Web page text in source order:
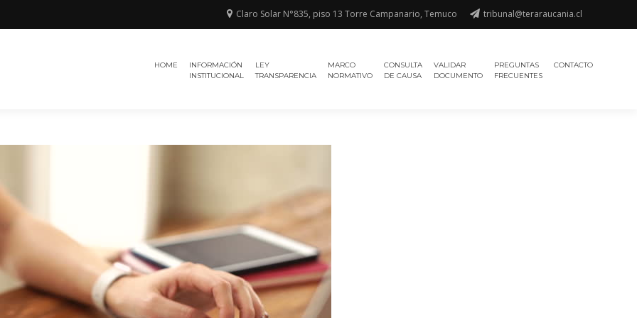
Claro Solar N°835, piso 13 Torre Campanario, Temuco tribunal@teraraucania.cl
HOME
INFORMACIÓN
INSTITUCIONAL
LEY
TRANSPARENCIA
MARCO
NORMATIVO
CONSULTA
DE CAUSA
VALIDAR
DOCUMENTO
PREGUNTAS
FRECUENTES
CONTACTO